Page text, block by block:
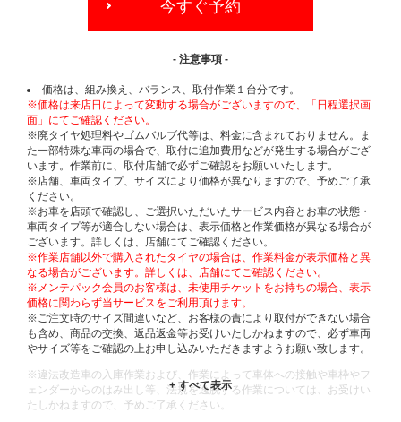
今すぐ予約
- 注意事項 -
価格は、組み換え、バランス、取付作業１台分です。
※価格は来店日によって変動する場合がございますので、「日程選択画
面」にてご確認ください。
※廃タイヤ処理料やゴムバルブ代等は、料金に含まれておりません。ま
た一部特殊な車両の場合で、取付に追加費用などが発生する場合がござ
います。作業前に、取付店舗で必ずご確認をお願いいたします。
※店舗、車両タイプ、サイズにより価格が異なりますので、予めご了承
ください。
※お車を店頭で確認し、ご選択いただいたサービス内容とお車の状態・
車両タイプ等が適合しない場合は、表示価格と作業価格が異なる場合が
ございます。詳しくは、店舗にてご確認ください。
※作業店舗以外で購入されたタイヤの場合は、作業料金が表示価格と異
なる場合がございます。詳しくは、店舗にてご確認ください。
※メンテパック会員のお客様は、未使用チケットをお持ちの場合、表示
価格に関わらず当サービスをご利用頂けます。
※ご注文時のサイズ間違いなど、お客様の責により取付ができない場合
も含め、商品の交換、返品返金等お受けいたしかねますので、必ず車両
やサイズ等をご確認の上お申し込みいただきますようお願い致します。
※違法改造車の入庫作業および、作業によって車体への接触や車枠やフ
ェンダーからのはみ出し等、法規を逸脱する作業については、お受けい
たしかねますので、予めご了承ください。